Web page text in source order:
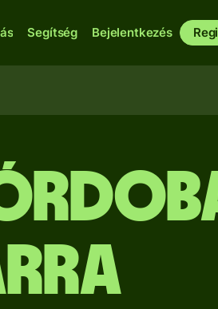
Segítség Bejelentkezés